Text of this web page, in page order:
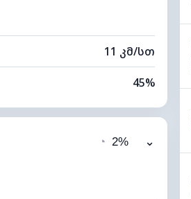
11 კმ/სთ
45%
12%
10 კმ
◔ 2% ⌄